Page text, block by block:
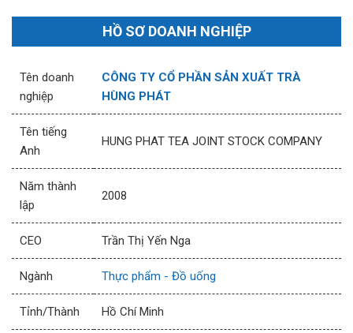
HỒ SƠ DOANH NGHIỆP
Tên doanh
nghiệp
CÔNG TY CỔ PHẦN SẢN XUẤT TRÀ
HÙNG PHÁT
Tên tiếng
Anh
HUNG PHAT TEA JOINT STOCK COMPANY
Năm thành
lập
2008
CEO Trần Thị Yến Nga
Ngành Thực phẩm - Đồ uống
Tỉnh/Thành Hồ Chí Minh